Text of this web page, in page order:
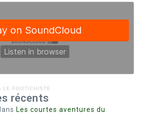
LE FOOTICHISTE
récents
Les courtes aventures du